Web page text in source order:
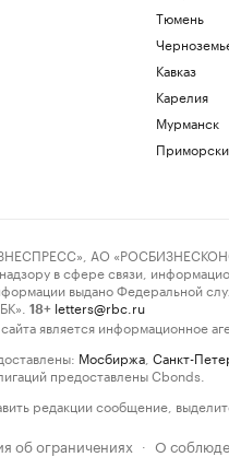
Тюмень
Кавказ
Карелия
Мурманск
АО
в сфере связи,
выдано Федеральной
18+ letters@rbc.ru
является информационное
Мосбиржа Санкт-
предоставлены Cbonds.
редакции сообщение,
об ограничениях · О